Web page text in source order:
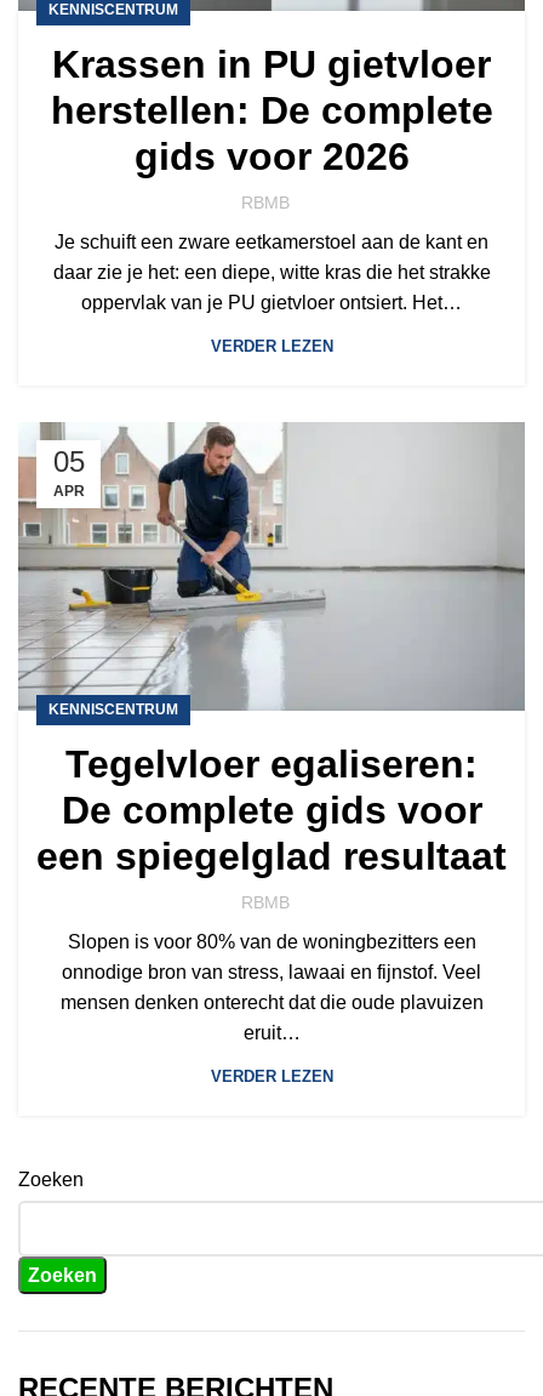
KENNISCENTRUM
Krassen in PU gietvloer
herstellen: De complete
gids voor 2026
RBMB
Je schuift een zware eetkamerstoel aan de kant en
daar zie je het: een diepe, witte kras die het strakke
oppervlak van je PU gietvloer ontsiert. Het…
VERDER LEZEN
05
APR
KENNISCENTRUM
Tegelvloer egaliseren:
De complete gids voor
een spiegelglad resultaat
RBMB
Slopen is voor 80% van de woningbezitters een
onnodige bron van stress, lawaai en fijnstof. Veel
mensen denken onterecht dat die oude plavuizen
eruit…
VERDER LEZEN
Zoeken
Zoeken
RECENTE BERICHTEN